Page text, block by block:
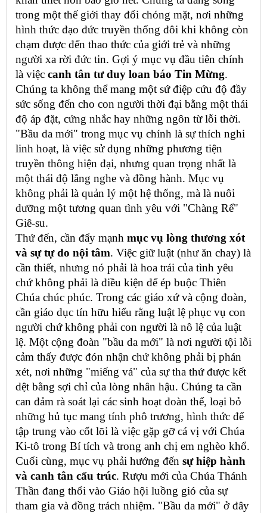
trong một thế giới thay đổi chóng mặt, nơi những
hình thức đạo đức truyền thống đôi khi không còn
chạm được đến thao thức của giới trẻ và những
người xa rời đức tin. Gợi ý mục vụ đầu tiên chính
là việc canh tân tư duy loan báo Tin Mừng.
Chúng ta không thể mang một sứ điệp cứu độ đầy
sức sống đến cho con người thời đại bằng một thái
độ áp đặt, cứng nhắc hay những ngôn từ lỗi thời.
"Bầu da mới" trong mục vụ chính là sự thích nghi
linh hoạt, là việc sử dụng những phương tiện
truyền thông hiện đại, nhưng quan trọng nhất là
một thái độ lắng nghe và đồng hành. Mục vụ
không phải là quản lý một hệ thống, mà là nuôi
dưỡng một tương quan tình yêu với "Chàng Rể"
Giê-su.
Thứ đến, cần đẩy mạnh mục vụ lòng thương xót
và sự tự do nội tâm. Việc giữ luật (như ăn chay) là
cần thiết, nhưng nó phải là hoa trái của tình yêu
chứ không phải là điều kiện để ép buộc Thiên
Chúa chúc phúc. Trong các giáo xứ và cộng đoàn,
cần giáo dục tín hữu hiểu rằng luật lệ phục vụ con
người chứ không phải con người là nô lệ của luật
lệ. Một cộng đoàn "bầu da mới" là nơi người tội lỗi
cảm thấy được đón nhận chứ không phải bị phán
xét, nơi những "miếng vá" của sự tha thứ được kết
dệt bằng sợi chỉ của lòng nhân hậu. Chúng ta cần
can đảm rà soát lại các sinh hoạt đoàn thể, loại bỏ
những hủ tục mang tính phô trương, hình thức để
tập trung vào cốt lõi là việc gặp gỡ cá vị với Chúa
Ki-tô trong Bí tích và trong anh chị em nghèo khổ.
Cuối cùng, mục vụ phải hướng đến sự hiệp hành
và canh tân cấu trúc. Rượu mới của Chúa Thánh
Thần đang thổi vào Giáo hội luồng gió của sự
tham gia và đồng trách nhiệm. "Bầu da mới" ở đây